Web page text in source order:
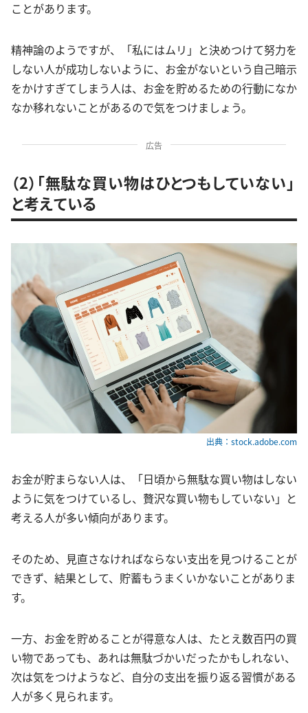
ことがあります。
精神論のようですが、「私にはムリ」と決めつけて努力を
しない人が成功しないように、お金がないという自己暗示
をかけすぎてしまう人は、お金を貯めるための行動になか
なか移れないことがあるので気をつけましょう。
広告
（2）「無駄な買い物はひとつもしていない」
と考えている
出典：stock.adobe.com
お金が貯まらない人は、「日頃から無駄な買い物はしない
ように気をつけているし、贅沢な買い物もしていない」と
考える人が多い傾向があります。
そのため、見直さなければならない支出を見つけることが
できず、結果として、貯蓄もうまくいかないことがありま
す。
一方、お金を貯めることが得意な人は、たとえ数百円の買
い物であっても、あれは無駄づかいだったかもしれない、
次は気をつけようなど、自分の支出を振り返る習慣がある
人が多く見られます。